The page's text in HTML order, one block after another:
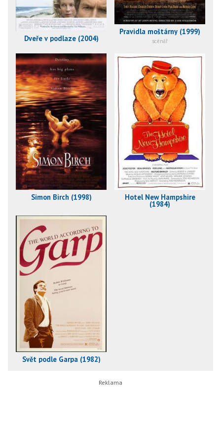
Dveře v podlaze (2004)
Pravidla moštárny (1999)
scénář
Simon Birch (1998) Hotel New Hampshire
(1984)
Svět podle Garpa (1982)